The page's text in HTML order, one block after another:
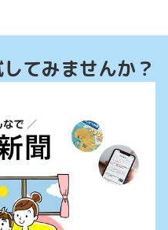
てみませんか？